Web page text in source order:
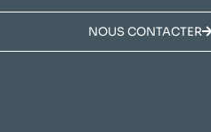
NOUS CONTACTER